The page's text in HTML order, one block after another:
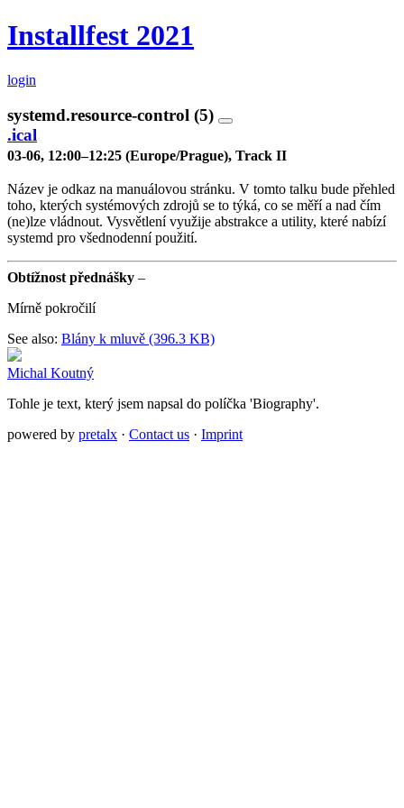
Installfest 2021
login
systemd.resource-control (5)
.ical
03-06, 12:00–12:25 (Europe/Prague), Track II
Název je odkaz na manuálovou stránku. V tomto talku bude přehled
toho, kterých systémových zdrojů se to týká, co se měří a nad čím
(ne)lze vládnout. Vysvětlení využije abstrakce a utility, které nabízí
systemd pro všednodenní použití.
Obtížnost přednášky –
Mírně pokročilí
See also: Blány k mluvě (396.3 KB)
Michal Koutný
Tohle je text, který jsem napsal do políčka 'Biography'.
powered by pretalx · Contact us · Imprint